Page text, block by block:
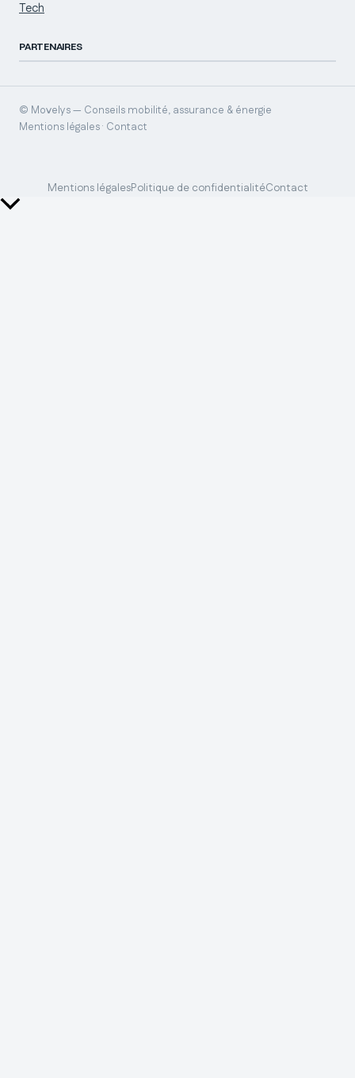
Tech
PARTENAIRES
© Movelys — Conseils mobilité, assurance & énergie
Mentions légales · Contact
Mentions légalesPolitique de confidentialitéContact